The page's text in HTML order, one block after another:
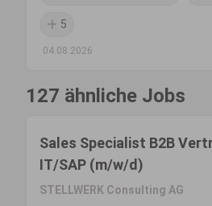
5
04.08.2026
127 ähnliche Jobs
Sales Specialist B2B
IT/SAP (m/w/d)
STELLWERK Consulting AG